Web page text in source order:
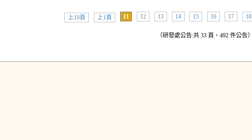
上10頁 上1頁 11 12 13 14 15 16 17 18
（研發處公告:共 33 頁、492 件公告）